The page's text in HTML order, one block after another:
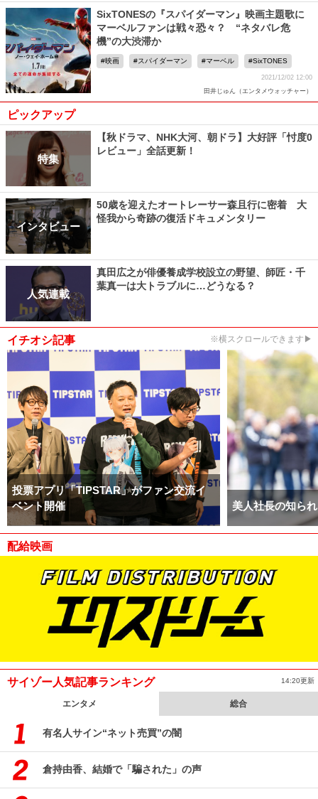
SixTONESの『スパイダーマン』映画主題歌に
マーベルファンは戦々恐々？ “ネタバレ危
機”の大渋滞か
映画 スパイダーマン マーベル SixTONES
2021/12/02 12:00
田井じゅん（エンタメウォッチャー）
ピックアップ
特集
【秋ドラマ、NHK大河、朝ドラ】大好評「忖度0
レビュー」全話更新！
インタビュー
50歳を迎えたオートレーサー森且行に密着 大
怪我から奇跡の復活ドキュメンタリー
人気連載
真田広之が俳優養成学校設立の野望、師匠・千
葉真一は大トラブルに…どうなる？
イチオシ記事 ※横スクロールできます▶
投票アプリ「TIPSTAR」がファン交流イ
ベント開催
美人社長の知ら
配給映画
サイゾー人気記事ランキング 14:20更新
エンタメ 総合
有名人サイン“ネット売買”の闇
倉持由香、結婚で「騙された」の声